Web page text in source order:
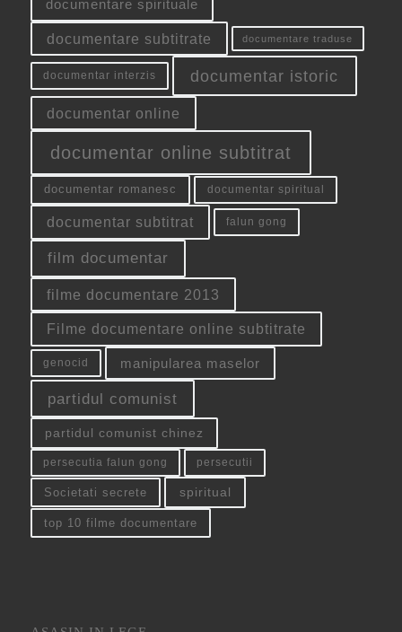
documentare spirituale
documentare subtitrate documentare traduse
documentar interzis documentar istoric
documentar online
documentar online subtitrat
documentar romanesc documentar spiritual
documentar subtitrat falun gong
film documentar
filme documentare 2013
Filme documentare online subtitrate
genocid manipularea maselor
partidul comunist
partidul comunist chinez
persecutia falun gong persecutii
Societati secrete spiritual
top 10 filme documentare